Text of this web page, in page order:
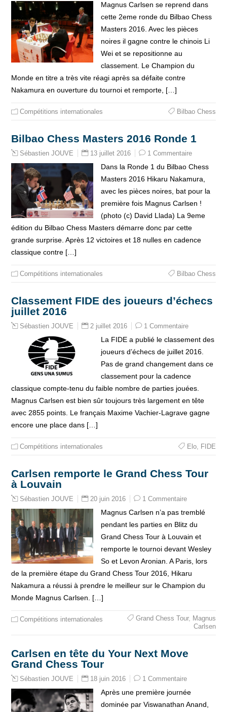
Magnus Carlsen se reprend dans
cette 2eme ronde du Bilbao Chess
Masters 2016. Avec les pièces
noires il gagne contre le chinois Li
Wei et se repositionne au
classement. Le Champion du
Monde en titre a très vite réagi après sa défaite contre
Nakamura en ouverture du tournoi et remporte, […]
Compétitions internationales Bilbao Chess
Bilbao Chess Masters 2016 Ronde 1
Sébastien JOUVE 13 juillet 2016 1 Commentaire
Dans la Ronde 1 du Bilbao Chess
Masters 2016 Hikaru Nakamura,
avec les pièces noires, bat pour la
première fois Magnus Carlsen !
(photo (c) David Llada) La 9eme
édition du Bilbao Chess Masters démarre donc par cette
grande surprise. Après 12 victoires et 18 nulles en cadence
classique contre […]
Compétitions internationales Bilbao Chess
Classement FIDE des joueurs d’échecs
juillet 2016
Sébastien JOUVE 2 juillet 2016 1 Commentaire
La FIDE a publié le classement des
joueurs d’échecs de juillet 2016.
Pas de grand changement dans ce
classement pour la cadence
classique compte-tenu du faible nombre de parties jouées.
Magnus Carlsen est bien sûr toujours très largement en tête
avec 2855 points. Le français Maxime Vachier-Lagrave gagne
encore une place dans […]
Compétitions internationales Elo, FIDE
Carlsen remporte le Grand Chess Tour
à Louvain
Sébastien JOUVE 20 juin 2016 1 Commentaire
Magnus Carlsen n’a pas tremblé
pendant les parties en Blitz du
Grand Chess Tour à Louvain et
remporte le tournoi devant Wesley
So et Levon Aronian. A Paris, lors
de la première étape du Grand Chess Tour 2016, Hikaru
Nakamura a réussi à prendre le meilleur sur le Champion du
Monde Magnus Carlsen. […]
Compétitions internationales Grand Chess Tour, Magnus
Carlsen
Carlsen en tête du Your Next Move
Grand Chess Tour
Sébastien JOUVE 18 juin 2016 1 Commentaire
Après une première journée
dominée par Viswanathan Anand,